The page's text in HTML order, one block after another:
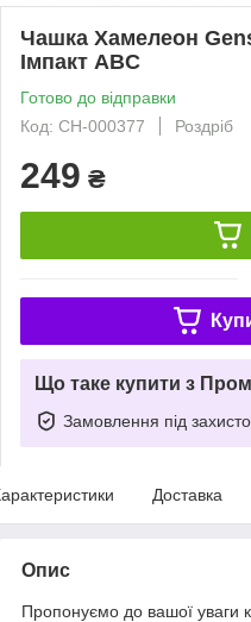
Чашка Хамелеон
Імпакт ABC
Готово до відправки
Код: СH-000377
Роздріб
249 ₴
Що таке купити з
Замовлення під
Доставка
Опис
Пропонуємо до вашої уваги